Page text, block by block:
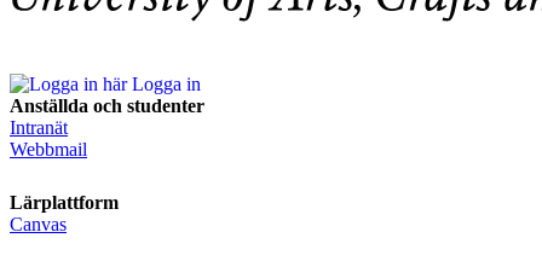
Logga in
Anställda och studenter
Intranät
Webbmail
Lärplattform
Canvas